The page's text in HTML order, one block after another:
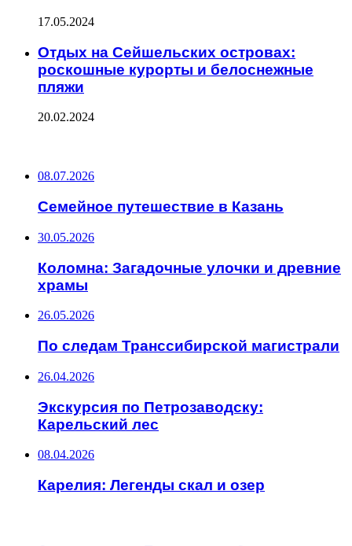
17.05.2024
Отдых на Сейшельских островах:
роскошные курорты и белоснежные
пляжи
20.02.2024
08.07.2026
Семейное путешествие в Казань
30.05.2026
Коломна: Загадочные улочки и древние
храмы
26.05.2026
По следам Транссибирской магистрали
26.04.2026
Экскурсия по Петрозаводску:
Карельский лес
08.04.2026
Карелия: Легенды скал и озер